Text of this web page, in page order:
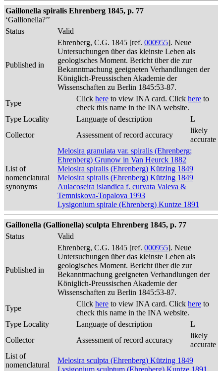
Gaillonella spiralis Ehrenberg 1845, p. 77
‘Gallionella?’’
Status
Valid
Published in
Ehrenberg, C.G. 1845 [ref. 000955]. Neue
Untersuchungen über das kleinste Leben als
geologisches Moment. Bericht über die zur
Bekanntmachung geeigneten Verhandlungen der
Königlich-Preussischen Akademie der
Wissenschaften zu Berlin 1845:53-87.
Type
Click here to view INA card. Click here to
check this name in the INA website.
Type Locality
Language of description
L
Collector
Assessment of record accuracy
likely
accurate
List of
nomenclatural
synonyms
Melosira granulata var. spiralis (Ehrenberg;
Ehrenberg) Grunow in Van Heurck 1882
Melosira spiralis (Ehrenberg) Kützing 1849
Melosira spiralis (Ehrenberg) Kützing 1849
Aulacoseira islandica f. curvata Valeva &
Temniskova-Topalova 1993
Lysigonium spirale (Ehrenberg) Kuntze 1891
Gaillonella (Gallionella) sculpta Ehrenberg 1845, p. 77
Status
Valid
Published in
Ehrenberg, C.G. 1845 [ref. 000955]. Neue
Untersuchungen über das kleinste Leben als
geologisches Moment. Bericht über die zur
Bekanntmachung geeigneten Verhandlungen der
Königlich-Preussischen Akademie der
Wissenschaften zu Berlin 1845:53-87.
Type
Click here to view INA card. Click here to
check this name in the INA website.
Type Locality
Language of description
L
Collector
Assessment of record accuracy
likely
accurate
List of
nomenclatural
Melosira sculpta (Ehrenberg) Kützing 1849
Lysigonium sculptum (Ehrenberg) Kuntze 1891